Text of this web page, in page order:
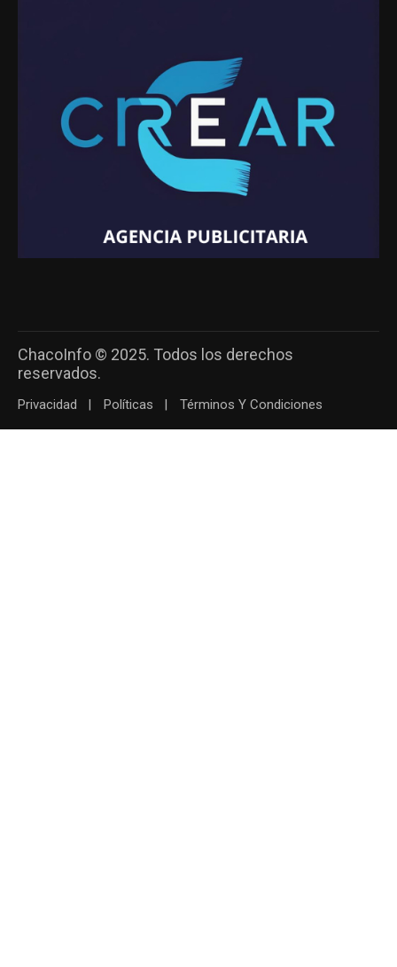
ChacoInfo © 2025. Todos los derechos
reservados.
Privacidad Políticas Términos Y Condiciones